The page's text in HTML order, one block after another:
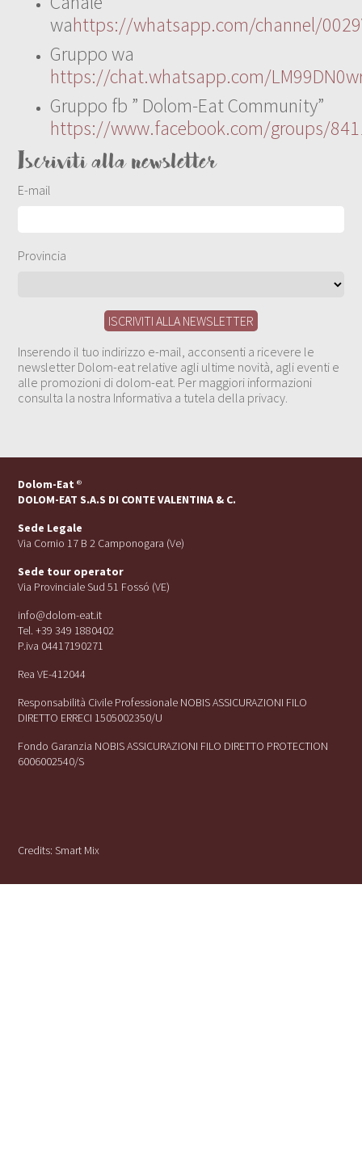
wahttps://whatsapp.com/channel/
Gruppo wa
https://chat.whatsapp.com/
Gruppo fb ” Dolom-Eat Community”
https://www.facebook.com/groups/
Iscriviti alla newsletter
E-mail
Provincia
Inserendo il tuo indirizzo e-mail, acconsenti a ricevere le
newsletter Dolom-eat relative agli ultime novità, agli eventi e
alle promozioni di dolom-eat. Per maggiori informazioni
consulta la nostra Informativa a tutela della privacy.
Dolom-Eat ®
DOLOM-EAT S.A.S DI CONTE VALENTINA & C.
Sede Legale
Via Cornio 17 B 2 Camponogara (Ve)
Sede tour operator
Via Provinciale Sud 51 Fossó (VE)
info@dolom-eat.it
Tel. +39 349 1880402
P.iva 04417190271
Rea VE-412044
Responsabilità Civile Professionale NOBIS ASSICURAZIONI FILO
DIRETTO ERRECI 1505002350/U
Fondo Garanzia NOBIS ASSICURAZIONI FILO DIRETTO PROTECTION
6006002540/S
Credits:Smart Mix